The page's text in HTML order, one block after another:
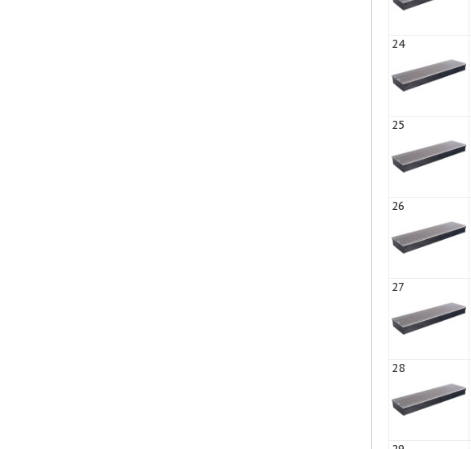
24
25
26
27
28